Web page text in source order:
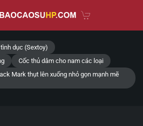
dục (Sextoy)
Cốc thủ dâm cho nam các loại
Mark thụt lên xuống nhỏ gọn mạnh mẽ